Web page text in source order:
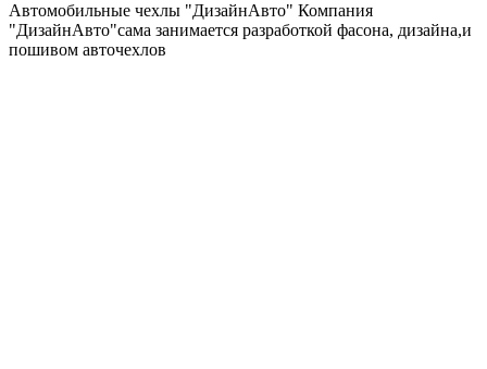
Автомобильные чехлы "ДизайнАвто" Компания
"ДизайнАвто"сама занимается разработкой фасона, дизайна,и
пошивом авточехлов